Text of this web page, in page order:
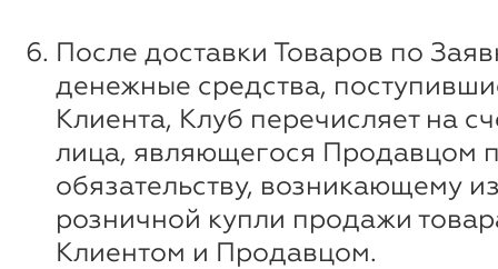
После доставки Товаров по
денежные средства,
Клиента, Клуб перечисляет на
лица, являющегося Продавцом
обязательству, возникающему
розничной купли продажи
Клиентом и Продавцом.